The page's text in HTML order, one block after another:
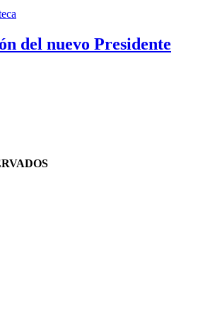
del nuevo Presidente